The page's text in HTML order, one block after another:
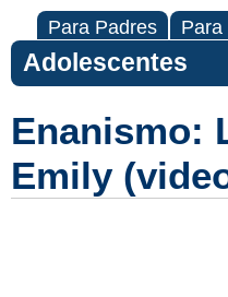
Para Padres Para
Adolescentes
Enanismo:
Emily